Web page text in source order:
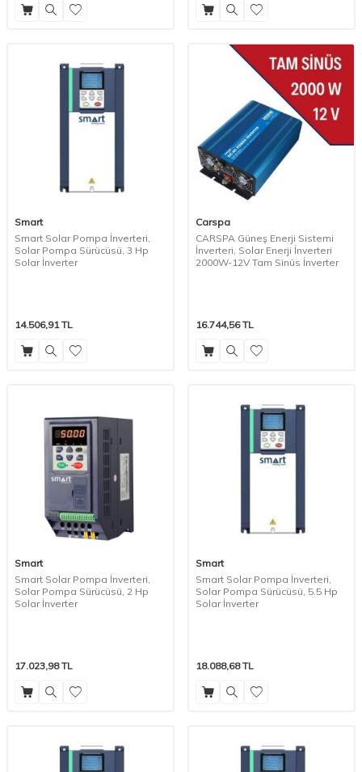
Smart
Smart Solar Pompa İnverteri,
Solar Pompa Sürücüsü, 3 Hp
Solar İnverter
14.506,91TL
Carspa
CARSPA Güneş Enerji Sistemi
İnverteri, Solar Enerji İnverteri
2000W-12V Tam Sinüs İnverter
16.744,56TL
Smart
Smart Solar Pompa İnverteri,
Solar Pompa Sürücüsü, 2 Hp
Solar İnverter
17.023,98TL
Smart
Smart Solar Pompa İnverteri,
Solar Pompa Sürücüsü, 5.5 Hp
Solar İnverter
18.088,68TL